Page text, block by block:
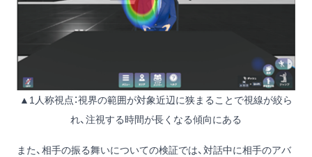
▲1人称視点：視界の範囲が対象近辺に狭まることで視線が絞ら
れ、注視する時間が長くなる傾向にある
また、相手の振る舞いについての検証では、対話中に相手のアバ